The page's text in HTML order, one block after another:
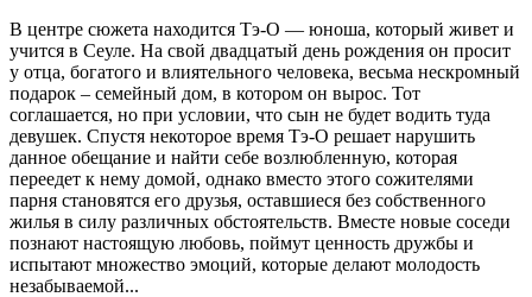
В центре сюжета находится Тэ-О — юноша, который живет и
учится в Сеуле. На свой двадцатый день рождения он просит
у отца, богатого и влиятельного человека, весьма нескромный
подарок – семейный дом, в котором он вырос. Тот
соглашается, но при условии, что сын не будет водить туда
девушек. Спустя некоторое время Тэ-О решает нарушить
данное обещание и найти себе возлюбленную, которая
переедет к нему домой, однако вместо этого сожителями
парня становятся его друзья, оставшиеся без собственного
жилья в силу различных обстоятельств. Вместе новые соседи
познают настоящую любовь, поймут ценность дружбы и
испытают множество эмоций, которые делают молодость
незабываемой...